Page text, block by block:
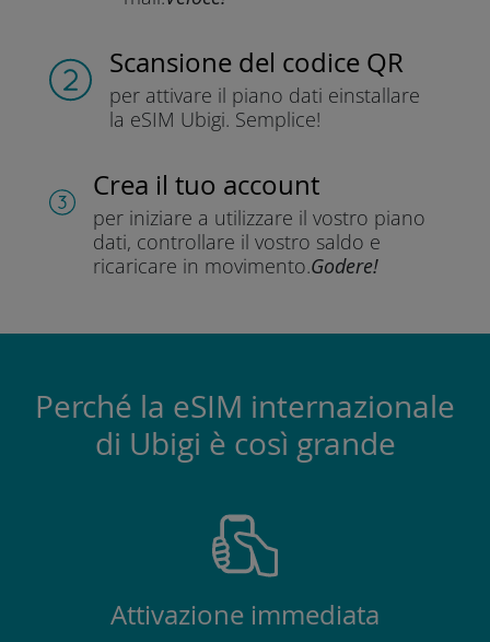
Scansione del codice QR
per attivare il piano dati einstallare
la eSIM Ubigi. Semplice!
Crea il tuo account
per iniziare a utilizzare il vostro piano
dati, controllare il vostro saldo e
ricaricare in movimento.Godere!
Perché la eSIM internazionale
di Ubigi è così grande
Attivazione immediata